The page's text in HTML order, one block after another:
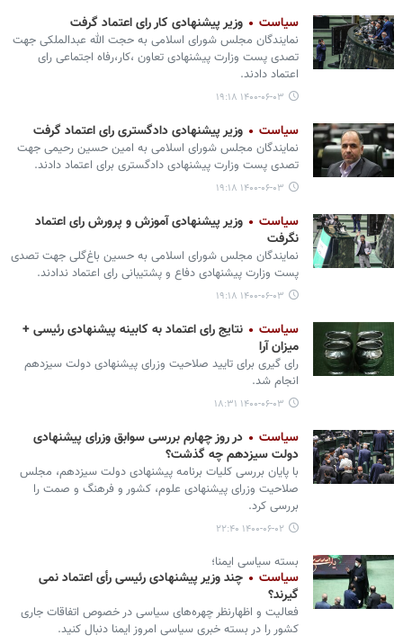
سیاست وزیر پیشنهادی کار رای اعتماد گرفت
نمایندگان مجلس شورای اسلامی به حجت الله عبدالملکی جهت
تصدی پست وزارت پیشنهادی تعاون ،کار،رفاه اجتماعی رای
اعتماد دادند.
۱۴۰۰-۰۶-۰۳ ۱۹:۱۸
سیاست وزیر پیشنهادی دادگستری رای اعتماد گرفت
نمایندگان مجلس شورای اسلامی به امین‌ حسین رحیمی جهت
تصدی پست وزارت پیشنهادی دادگستری برای اعتماد دادند.
۱۴۰۰-۰۶-۰۳ ۱۹:۱۸
سیاست
وزیر پیشنهادی آموزش و پرورش رای اعتماد
نگرفت
نمایندگان مجلس شورای اسلامی به حسین باغ‌گلی جهت تصدی
پست وزارت پیشنهادی دفاع و پشتیبانی رای اعتماد ندادند.
۱۴۰۰-۰۶-۰۳ ۱۹:۱۸
سیاست
نتایج رای اعتماد به کابینه پیشنهادی رئیسی +
میزان آرا
رای گیری برای تایید صلاحیت وزرای پیشنهادی دولت سیزدهم
انجام شد.
۱۴۰۰-۰۶-۰۳ ۱۸:۳۱
سیاست
در روز چهارم بررسی سوابق وزرای پیشنهادی
دولت سیزدهم چه گذشت؟
با پایان بررسی کلیات برنامه پیشنهادی دولت سیزدهم، مجلس
صلاحیت وزرای پیشنهادی علوم، کشور و فرهنگ و صمت را
بررسی کرد.
۱۴۰۰-۰۶-۰۲ ۲۲:۴۰
بسته سیاسی ایمنا؛
سیاست
چند وزیر پیشنهادی رئیسی رأی اعتماد نمی
گیرند؟
فعالیت و اظهارنظر چهره‌های سیاسی در خصوص اتفاقات جاری
کشور را در بسته خبری سیاسی امروز ایمنا دنبال کنید.